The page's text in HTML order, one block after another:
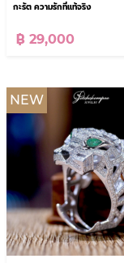
กะรัต ความรักที่แท้จริง
฿ 29,000
NEW